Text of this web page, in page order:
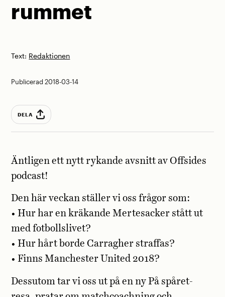
rummet
Text: Redaktionen
Publicerad 2018-03-14
DELA
Äntligen ett nytt rykande avsnitt av Offsides
podcast!
Den här veckan ställer vi oss frågor som:
• Hur har en kräkande Mertesacker stått ut
med fotbollslivet?
• Hur hårt borde Carragher straffas?
• Finns Manchester United 2018?
Dessutom tar vi oss ut på en ny På spåret-